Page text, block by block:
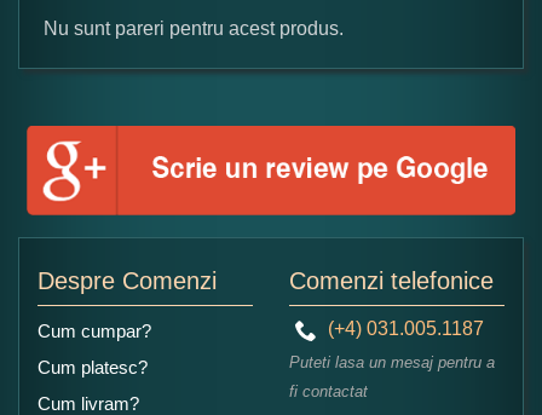
Formular pareri client
Numele dumneavoastra:
Nu sunt pareri pentru acest produs.
Despre Comenzi
Cum cumpar?
Cum platesc?
Cum livram?
Comenzi telefonice
(+4) 031.005.1187
Puteti lasa un mesaj pentru a
fi contactat